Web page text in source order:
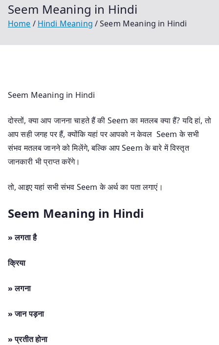
Seem Meaning in Hindi
Home Hindi Meaning Seem Meaning in Hindi
Seem Meaning in Hindi
दोस्तों, क्या आप जानना चाहते हैं की Seem का मतलब क्या हैं? यदि हां, तो
आप सही जगह पर हैं, क्योंकि यहां पर आपको न केवल Seem के सभी
संभव मतलब जानने को मिलेंगे, बल्कि आप Seem के बारे में विस्तृत
जानकारी भी प्राप्त करेंगे।
तो, आइए यहां सभी संभव Seem के अर्थ का पता लगाएं।
Seem Meaning in Hindi
» लगता है
क्रिया
» लगना
» जान पड़ना
» प्रतीत होना